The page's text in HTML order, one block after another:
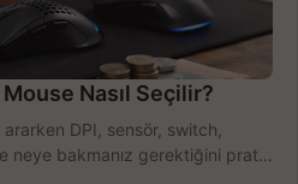
Nasıl Seçilir?
DPI, sensör, switch,
neye bakmanız gerektiğini pratik